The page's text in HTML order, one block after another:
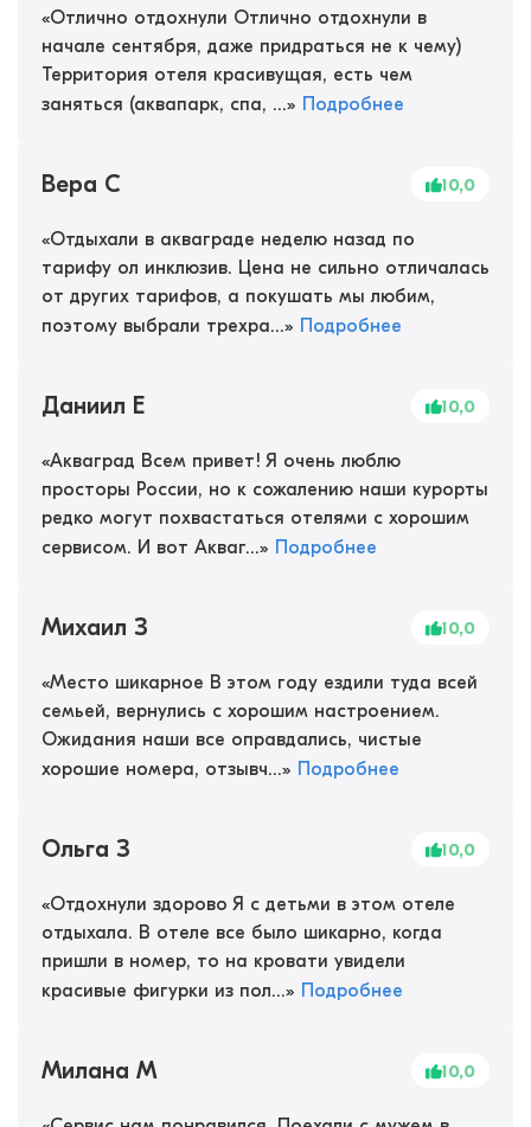
«Отлично отдохнули Отлично отдохнули в
начале сентября, даже придраться не к чему)
Территория отеля красивущая, есть чем
заняться (аквапарк, спа, ...» Подробнее
Вера С 10,0
«Отдыхали в акваграде неделю назад по
тарифу ол инклюзив. Цена не сильно отличалась
от других тарифов, а покушать мы любим,
поэтому выбрали трехра...» Подробнее
Даниил Е 10,0
«Акваград Всем привет! Я очень люблю
просторы России, но к сожалению наши курорты
редко могут похвастаться отелями с хорошим
сервисом. И вот Акваг...» Подробнее
Михаил З 10,0
«Место шикарное В этом году ездили туда всей
семьей, вернулись с хорошим настроением.
Ожидания наши все оправдались, чистые
хорошие номера, отзывч...» Подробнее
Ольга З 10,0
«Отдохнули здорово Я с детьми в этом отеле
отдыхала. В отеле все было шикарно, когда
пришли в номер, то на кровати увидели
красивые фигурки из пол...» Подробнее
Милана М 10,0